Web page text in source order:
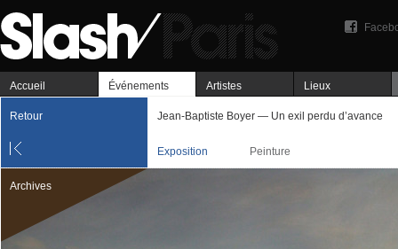
Accueil Événements Artistes Lieux
Retour Jean-Baptiste Boyer — Un exil perdu d’avance
Exposition Peinture
Archives